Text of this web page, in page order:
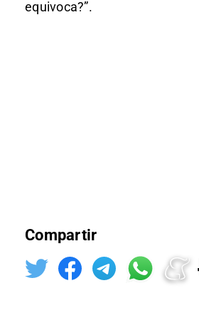
equivoca?”.
Compartir